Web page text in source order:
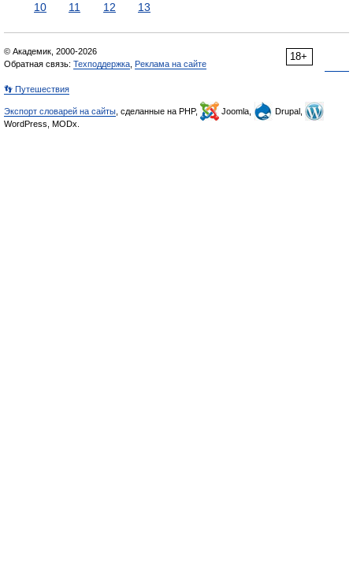
10
11 12 13
18+
© Академик, 2000-2026
Обратная связь: Техподдержка Реклама на сайте
👣 Путешествия
Экспорт словарей на сайты , сделанные на PHP, Joomla,
Drupal,
WordPress, MODx.